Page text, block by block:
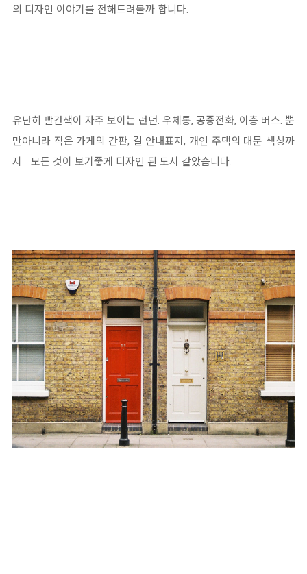
의 디자인 이야기를 전해드려볼까 합니다.
유난히 빨간색이 자주 보이는 런던. 우체통, 공중전화, 이층 버스. 뿐
만아니라 작은 가게의 간판, 길 안내표지, 개인 주택의 대문 색상까
지... 모든 것이 보기좋게 디자인 된 도시 같았습니다.